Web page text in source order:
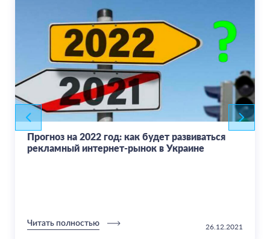
Прогноз на 2022 год: как будет развиваться
рекламный интернет-рынок в Украине
Читать полностью 26.12.2021